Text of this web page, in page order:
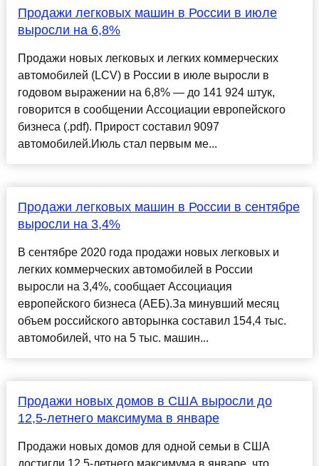
Продажи легковых машин в России в июле
выросли на 6,8%
Продажи новых легковых и легких коммерческих
автомобилей (LCV) в России в июле выросли в
годовом выражении на 6,8% — до 141 924 штук,
говорится в сообщении Ассоциации европейского
бизнеса (.pdf). Прирост составил 9097
автомобилей.Июль стал первым ме...
Продажи легковых машин в России в сентябре
выросли на 3,4%
В сентябре 2020 года продажи новых легковых и
легких коммерческих автомобилей в России
выросли на 3,4%, сообщает Ассоциация
европейского бизнеса (АЕБ).За минувший месяц
объем российского авторынка составил 154,4 тыс.
автомобилей, что на 5 тыс. машин...
Продажи новых домов в США выросли до
12,5-летнего максимума в январе
Продажи новых домов для одной семьи в США